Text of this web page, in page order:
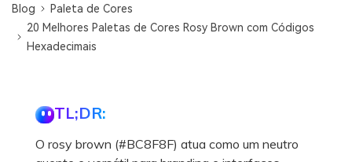
Blog
Paleta de Cores
20 Melhores Paletas de Cores Rosy Brown com Códigos
Hexadecimais
TL;DR:
O rosy brown (#BC8F8F) atua como um neutro